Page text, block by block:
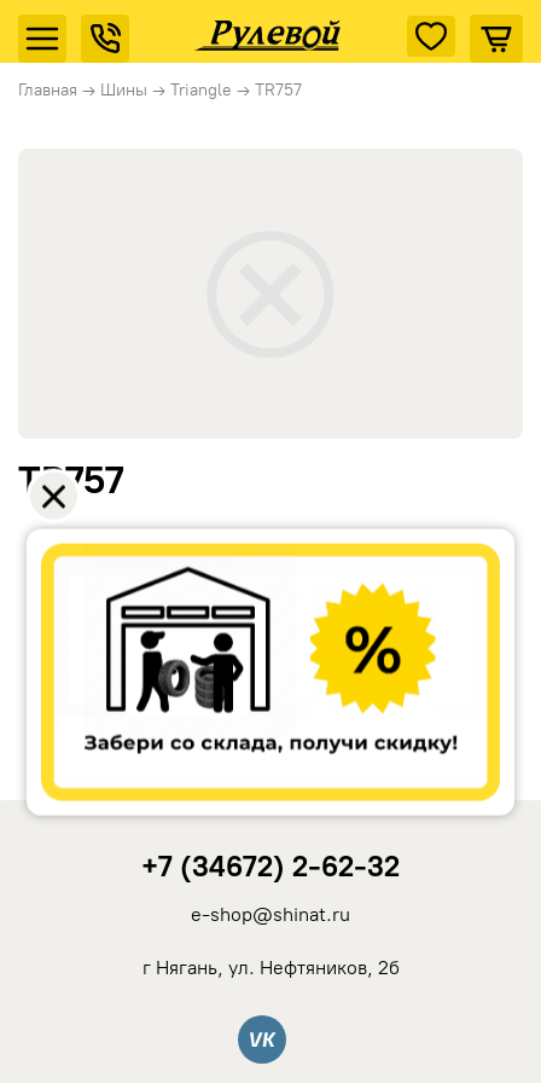
Главная → Шины → Triangle → TR757
Ikon Tyres (Nokian Tyres)
Rotalla
TR757
+7 (34672) 2-62-32
e-shop@shinat.ru
г Нягань, ул. Нефтяников, 2б
Вконтакте